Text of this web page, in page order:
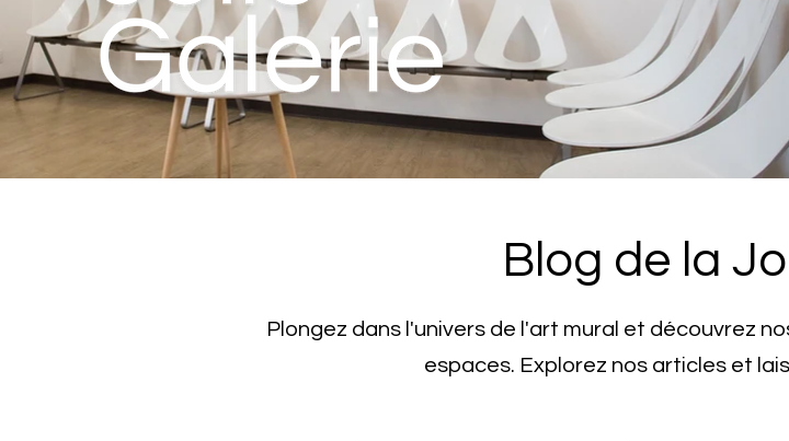
Blog de la
Plongez dans l'univers de l'art mural et découvrez
espaces. Explorez nos articles et